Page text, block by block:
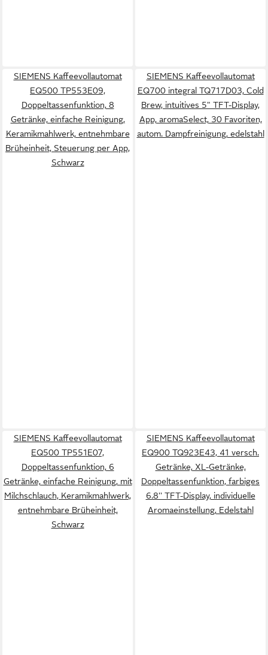
SIEMENS Kaffeevollautomat
EQ500 TP553E09,
Doppeltassenfunktion, 8
Getränke, einfache Reinigung,
Keramikmahlwerk, entnehmbare
Brüheinheit, Steuerung per App,
Schwarz
SIEMENS Kaffeevollautomat
EQ700 integral TQ717D03, Cold
Brew, intuitives 5" TFT-Display,
App, aromaSelect, 30 Favoriten,
autom. Dampfreinigung, edelstahl
SIEMENS Kaffeevollautomat
EQ500 TP551E07,
Doppeltassenfunktion, 6
Getränke, einfache Reinigung, mit
Milchschlauch, Keramikmahlwerk,
entnehmbare Brüheinheit,
Schwarz
SIEMENS Kaffeevollautomat
EQ900 TQ923E43, 41 versch.
Getränke, XL-Getränke,
Doppeltassenfunktion, farbiges
6.8'' TFT-Display, individuelle
Aromaeinstellung, Edelstahl